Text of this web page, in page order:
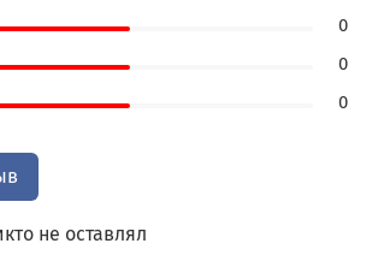
не оставлял
0
0
0